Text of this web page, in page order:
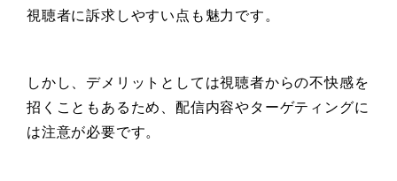
視聴者に訴求しやすい点も魅力です。
しかし、デメリットとしては視聴者からの不快感を
招くこともあるため、配信内容やターゲティングに
は注意が必要です。